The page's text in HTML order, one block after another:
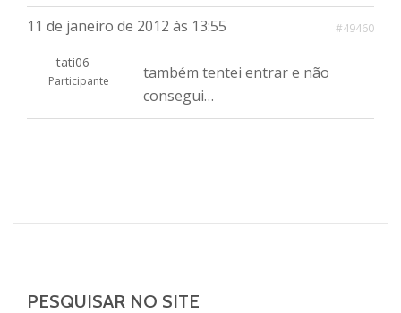
11 de janeiro de 2012 às 13:55 #49460
tati06
Participante
também tentei entrar e não
consegui…
PESQUISAR NO SITE